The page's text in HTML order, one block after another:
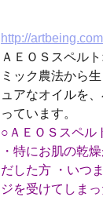
http://
ＡＥＯＳスペル
ミック農法から
ュアなオイルを
っています。
○ＡＥＯＳスペル
・特にお肌の乾
だした方 ・いつ
ジを受けてしま